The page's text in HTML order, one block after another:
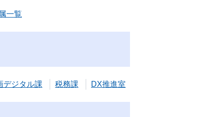
一覧
デジタル課 税務課 DX推進室